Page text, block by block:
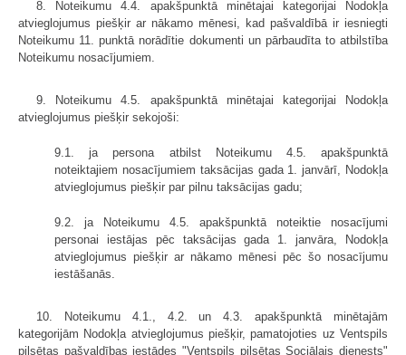
8. Noteikumu 4.4. apakšpunktā minētajai kategorijai Nodokļa
atvieglojumus piešķir ar nākamo mēnesi, kad pašvaldībā ir iesniegti
Noteikumu 11. punktā norādītie dokumenti un pārbaudīta to atbilstība
Noteikumu nosacījumiem.
9. Noteikumu 4.5. apakšpunktā minētajai kategorijai Nodokļa
atvieglojumus piešķir sekojoši:
9.1. ja persona atbilst Noteikumu 4.5. apakšpunktā
noteiktajiem nosacījumiem taksācijas gada 1. janvārī, Nodokļa
atvieglojumus piešķir par pilnu taksācijas gadu;
9.2. ja Noteikumu 4.5. apakšpunktā noteiktie nosacījumi
personai iestājas pēc taksācijas gada 1. janvāra, Nodokļa
atvieglojumus piešķir ar nākamo mēnesi pēc šo nosacījumu
iestāšanās.
10. Noteikumu 4.1., 4.2. un 4.3. apakšpunktā minētajām
kategorijām Nodokļa atvieglojumus piešķir, pamatojoties uz Ventspils
pilsētas pašvaldības iestādes "Ventspils pilsētas Sociālais dienests"